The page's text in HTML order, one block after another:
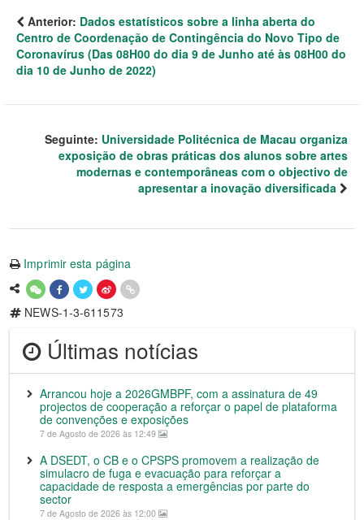
Anterior: Dados estatísticos sobre a linha aberta do
Centro de Coordenação de Contingência do Novo Tipo de
Coronavírus (Das 08H00 do dia 9 de Junho até às 08H00 do
dia 10 de Junho de 2022)
Seguinte: Universidade Politécnica de Macau organiza
exposição de obras práticas dos alunos sobre artes
modernas e contemporâneas com o objectivo de
apresentar a inovação diversificada
Imprimir esta página
NEWS-1-3-611573
Últimas notícias
Arrancou hoje a 2026GMBPF, com a assinatura de 49
projectos de cooperação a reforçar o papel de plataforma
de convenções e exposições
7 de Agosto de 2026 às 12:49
A DSEDT, o CB e o CPSPS promovem a realização de
simulacro de fuga e evacuação para reforçar a
capacidade de resposta a emergências por parte do
sector
7 de Agosto de 2026 às 12:00